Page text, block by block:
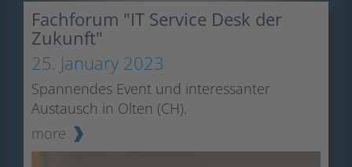
Fachforum "IT Service Desk der
Zukunft"
25. January 2023
Spannendes Event und interessanter
Austausch in Olten (CH).
more